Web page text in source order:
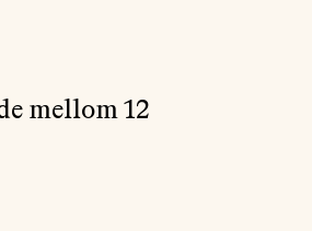
mellom 12